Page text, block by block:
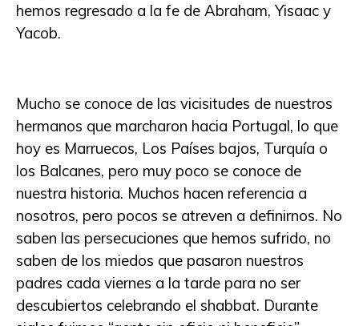
hemos regresado a la fe de Abraham, Yisaac y
Yacob.
Mucho se conoce de las vicisitudes de nuestros
hermanos que marcharon hacia Portugal, lo que
hoy es Marruecos, Los Países bajos, Turquía o
los Balcanes, pero muy poco se conoce de
nuestra historia. Muchos hacen referencia a
nosotros, pero pocos se atreven a definirnos. No
saben las persecuciones que hemos sufrido, no
saben de los miedos que pasaron nuestros
padres cada viernes a la tarde para no ser
descubiertos celebrando el shabbat. Durante